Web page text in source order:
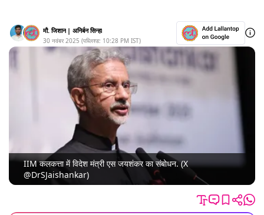
मौ. जिशान | अनिर्बन सिन्हा
30 नवंबर 2025 (पब्लिश्ड: 10:28 PM IST)
IIM कलकत्ता में विदेश मंत्री एस जयशंकर का संबोधन. (X
@DrSJaishankar)